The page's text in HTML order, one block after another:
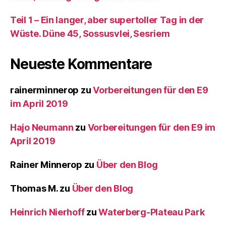
Teil 1 – Ein langer, aber supertoller Tag in der
Wüste. Düne 45, Sossusvlei, Sesriem
Neueste Kommentare
rainerminnerop zuVorbereitungen für den E9
im April 2019
Hajo Neumann zu Vorbereitungen für den E9 im
April 2019
Rainer Minnerop zu Über den Blog
Thomas M.zu Über den Blog
Heinrich NierhoffzuWaterberg-Plateau Park